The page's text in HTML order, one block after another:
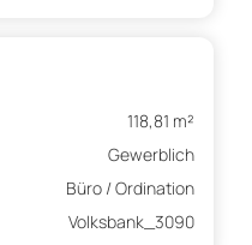
118,81 m²
Gewerblich
Büro / Ordination
Volksbank_3090